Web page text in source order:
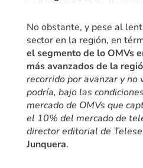
No obstante, y pese al
sector en la región, en
el segmento de lo OMVs
más avanzados de la
recorrido por avanzar y no
podría, bajo las
mercado de OMVs que
el 10% del mercado de
director editorial de
Junquera.